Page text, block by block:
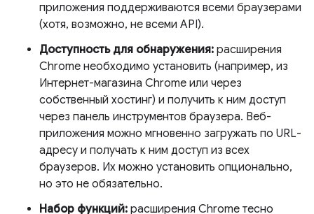
приложения поддерживаются всеми браузерами
(хотя, возможно, не всеми API).
Доступность для обнаружения: расширения
Chrome необходимо установить (например, из
Интернет-магазина Chrome или через
собственный хостинг) и получить к ним доступ
через панель инструментов браузера. Веб-
приложения можно мгновенно загружать по URL-
адресу и получать к ним доступ из всех
браузеров. Их можно установить опционально,
но это не обязательно.
Набор функций: расширения Chrome тесно